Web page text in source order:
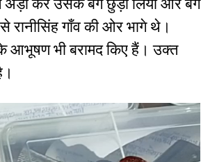
रानीसिंह गाँव की ओर भागे थे।
आभूषण भी बरामद किए हैं। उक्त